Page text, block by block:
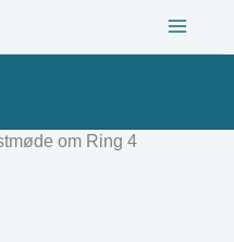
om Ring 4